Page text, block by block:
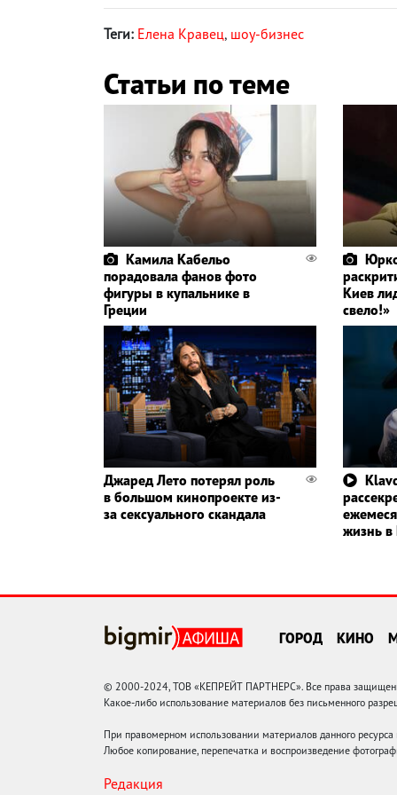
Теги: Елена Кравец, шоу-бизнес
Статьи по теме
Камила Кабельо
порадовала фанов фото
фигуры в купальнике в
Греции
Киев
свело!»
Джаред Лето потерял роль
в большом кинопроекте из-
за сексуального скандала
жизнь в
ГОРОД КИНО
© 2000-2024, ТОВ «КЕПРЕЙТ ПАРТНЕРС». Все права
Какое-либо использование материалов без письменного
При правомерном использовании материалов данного
Любое копирование, перепечатка и воспроизведение
Редакция